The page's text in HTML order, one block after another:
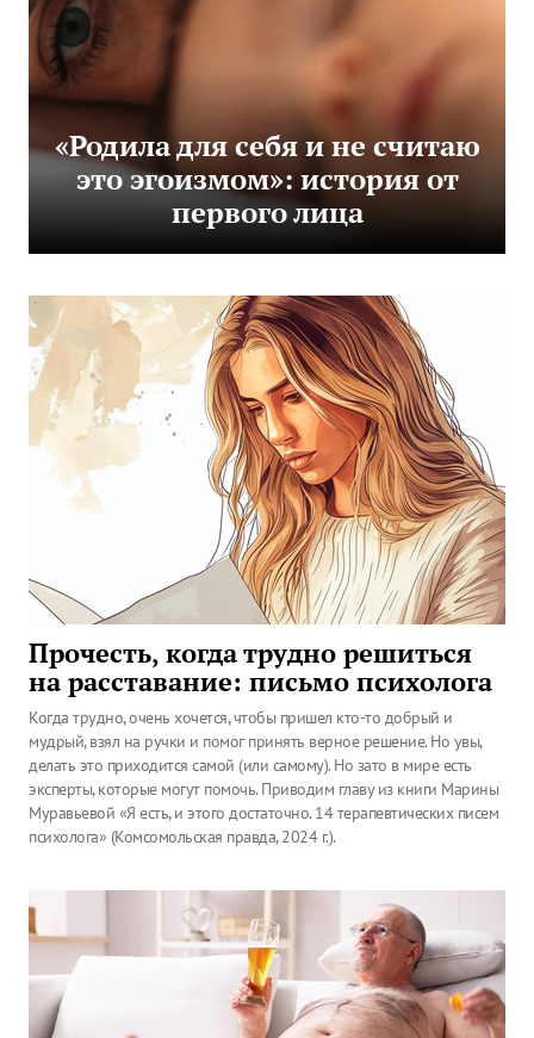
«Родила для себя и не считаю
это эгоизмом»: история от
первого лица
Прочесть, когда трудно решиться
на расставание: письмо психолога
Когда трудно, очень хочется, чтобы пришел кто-то добрый и
мудрый, взял на ручки и помог принять верное решение. Но увы,
делать это приходится самой (или самому). Но зато в мире есть
эксперты, которые могут помочь. Приводим главу из книги Марины
Муравьевой «Я есть, и этого достаточно. 14 терапевтических писем
психолога» (Комсомольская правда, 2024 г.).